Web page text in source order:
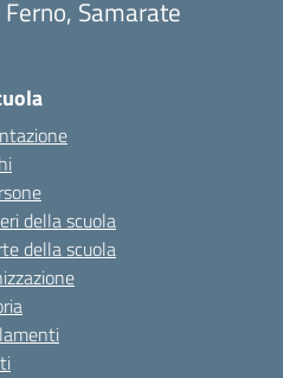
Ferno, Samarate
della scuola
della scuola